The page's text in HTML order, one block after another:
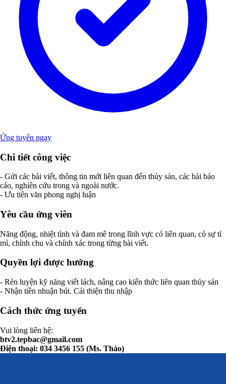
Ứng tuyển ngay
Chi tiết công việc
- Gửi các bài viết, thông tin mới liên quan đến thủy sản, các bài báo
cáo, nghiên cứu trong và ngoài nước.
- Ưu tiên văn phong nghị luận
Yêu cầu ứng viên
Năng động, nhiệt tình và đam mê trong lĩnh vực có liên quan, có sự tỉ
mỉ, chỉnh chu và chính xác trong từng bài viết.
Quyền lợi được hưởng
- Rèn luyện kỹ năng viết lách, nâng cao kiến thức liên quan thủy sản
- Nhận tiền nhuận bút. Cải thiện thu nhập
Cách thức ứng tuyển
Vui lòng liên hệ:
btv2.tepbac@gmail.com
Điện thoại: 034 3456 155 (Ms. Thảo)